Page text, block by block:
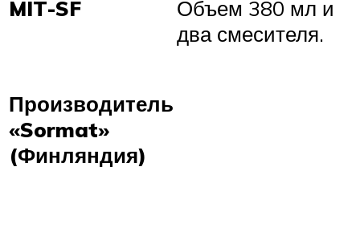
MIT-SF
Объем 380 мл и
два смесителя.
Производитель
«Sormat»
(Финляндия)